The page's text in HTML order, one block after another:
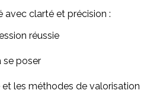
avec clarté et précision :
réussie
se poser
les méthodes de valorisation